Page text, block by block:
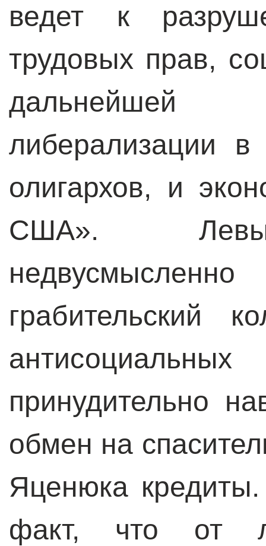
ведет к
трудовых прав,
дальнейшей
либерализации в
олигархов, и
США».
грабительский
принудительно
обмен на
Яценюка
факт, что от